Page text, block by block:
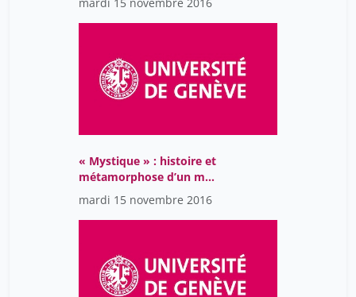
« Mystique » : histoire et
métamorphose d’un mot
(XVIIe-XXe siècles).
mardi 15 novembre 2016